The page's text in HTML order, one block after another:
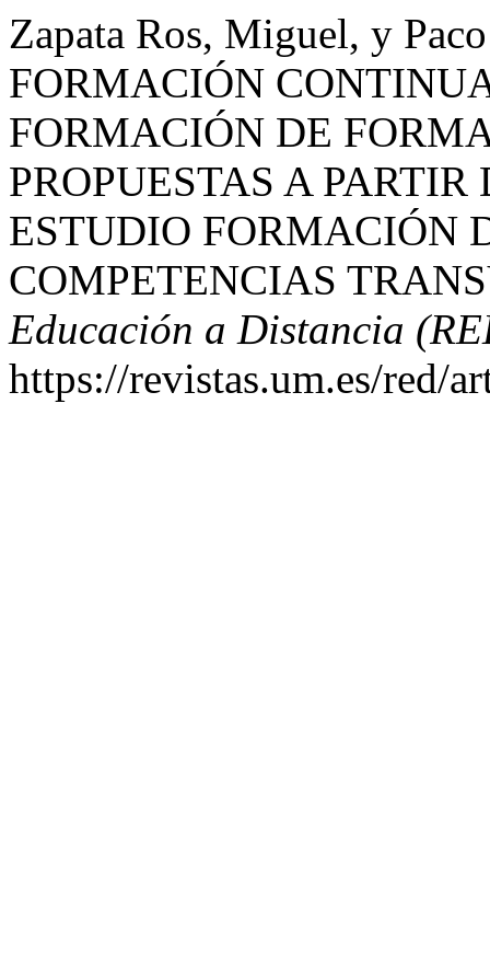
Zapata Ros, Miguel, y
FORMACIÓN
FORMACIÓN DE
PROPUESTAS A
ESTUDIO FORMACIÓN
COMPETENCIAS
Educación a Distancia
https://revistas.um.es/red/